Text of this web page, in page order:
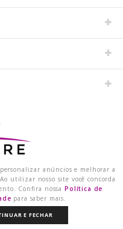
PAPEL LTDA
0001-91
reservados.
anúncios e melhorar a
utilizar nosso site você concorda
Confira nossa Política de
para saber mais.
E FECHAR